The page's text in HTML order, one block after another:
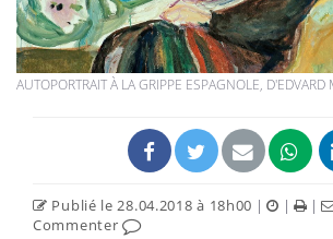
AUTOPORTRAIT À LA GRIPPE ESPAGNOLE,
Publié le 28.04.2018 à 18h00 | | |
Commenter